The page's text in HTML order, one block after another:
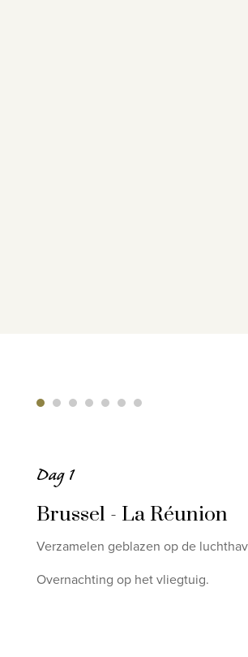
Dag 1
Brussel - La Réunion
Verzamelen geblazen op de
Overnachting op het vliegtuig.